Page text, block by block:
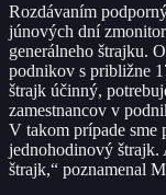
Rozdávaním
júnových dní
generálneho štrajku.
podnikov s približne
štrajk účinný,
zamestnancov v
V takom prípade sme
jednohodinový štrajk.
štrajk,“ poznamenal